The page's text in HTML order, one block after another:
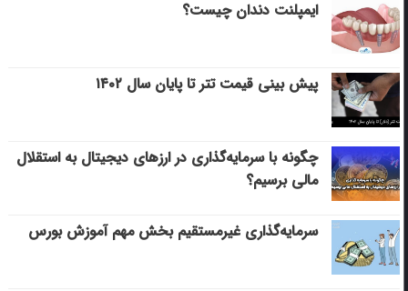
ایمپلنت دندان چیست؟
پیش بینی قیمت تتر تا پایان سال ۱۴۰۲
چگونه با سرمایه‌گذاری در ارزهای دیجیتال به استقلال
مالی برسیم؟
سرمایه‌گذاری غیرمستقیم بخش مهم آموزش بورس